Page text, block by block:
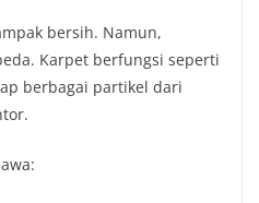
bersih. Namun,
Karpet berfungsi seperti
berbagai partikel dari